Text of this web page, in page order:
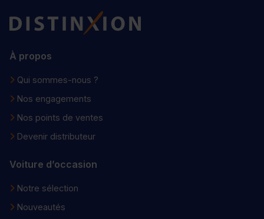
Distinxion
À propos
Qui sommes-nous ?
Nos engagements
Nos points de ventes
Devenir distributeur
Voiture d’occasion
Notre sélection
Nouveautés